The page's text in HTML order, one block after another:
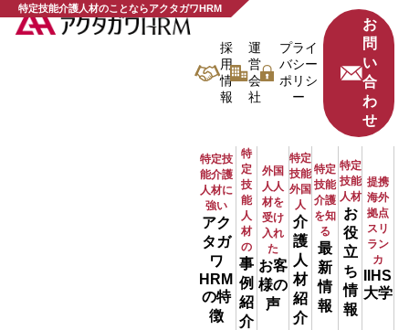
特定技能介護人材のことならアクタガワHRM
採
用
情
報
運
営
会
社
プライ
バシー
ポリシ
ー
お
問
い
合
わ
せ
特定技
能介護
人材に
強い
アク
タガ
ワ
HRM
の特
徴
特
定
技
能
人
材
の
事
例
紹
介
外国
人人
材を
受け
入れ
た
お客
様の
声
特定
技能
外国
人
介
護
人
材
紹
介
特定
技能
介護
を知
る
最
新
情
報
特定
技能
人材
お
役
立
ち
情
報
提携
海外
拠点
スリ
ラン
カ
IIHS
大学